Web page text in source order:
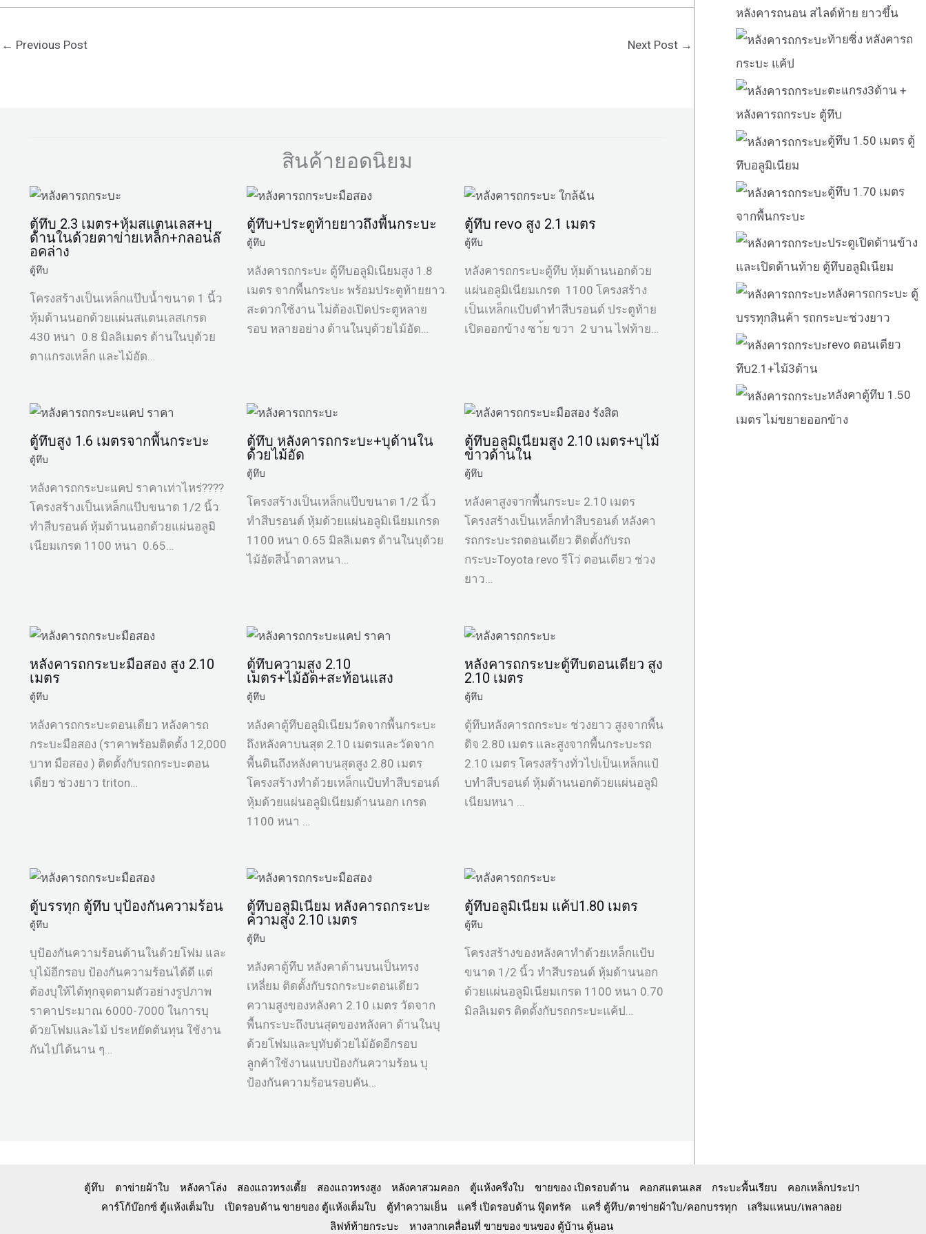
← Previous Post Next Post →
สินค้ายอดนิยม
ตู้ทึบ 2.3 เมตร+หุ้มสแตนเลส+บุ
ด้านในด้วยตาข่ายเหล็ก+กลอนล๊
อคล่าง
ตู้ทึบ
โครงสร้างเป็นเหล็กแป๊บน้ำขนาด 1 นิ้ว
หุ้มด้านนอกด้วยแผ่นสแตนเลสเกรด
430 หนา 0.8 มิลลิเมตร ด้านในบุด้วย
ตาแกรงเหล็ก และไม้อัด…
ตู้ทึบ+ประตูท้ายยาวถึงพื้นกระบะ
ตู้ทึบ
หลังคารถกระบะ ตู้ทึบอลูมิเนียมสูง 1.8
เมตร จากพื้นกระบะ พร้อมประตูท้ายยาว
สะดวกใช้งาน ไม่ต้องเปิดประตูหลาย
รอบ หลายอย่าง ด้านในบุด้วยไม้อัด…
ตู้ทึบ revo สูง 2.1 เมตร
ตู้ทึบ
หลังคารถกระบะตู้ทึบ หุ้มด้านนอกด้วย
แผ่นอลูมิเนียมเกรด 1100 โครงสร้าง
เป็นเหล็กแป้บดำทำสีบรอนด์ ประตูท้าย
เปิดออกข้าง ซา้ย ขวา 2 บาน ไฟท้าย…
ตู้ทึบสูง 1.6 เมตรจากพื้นกระบะ
ตู้ทึบ
หลังคารถกระบะแคป ราคาเท่าไหร่????
โครงสร้างเป็นเหล็กแป๊บขนาด 1/2 นิ้ว
ทำสีบรอนด์ หุ้มด้านนอกด้วยแผ่นอลูมิ
เนียมเกรด 1100 หนา 0.65…
ตู้ทึบ หลังคารถกระบะ+บุด้านใน
ด้วยไม้อัด
ตู้ทึบ
โครงสร้างเป็นเหล็กแป๊บขนาด 1/2 นิ้ว
ทำสีบรอนด์ หุ้มด้วยแผ่นอลูมิเนียมเกรด
1100 หนา 0.65 มิลลิเมตร ด้านในบุด้วย
ไม้อัดสีน้ำตาลหนา…
ตู้ทึบอลูมิเนียมสูง 2.10 เมตร+บุไม้
ขาวด้านใน
ตู้ทึบ
หลังคาสูงจากพื้นกระบะ 2.10 เมตร
โครงสร้างเป็นเหล็กทำสีบรอนด์ หลังคา
รถกระบะรถตอนเดียว ติดตั้งกับรถ
กระบะToyota revo รีโว่ ตอนเดียว ช่วง
ยาว…
หลังคารถกระบะมือสอง สูง 2.10
เมตร
ตู้ทึบ
หลังคารถกระบะตอนเดียว หลังคารถ
กระบะมือสอง (ราคาพร้อมติดตั้ง 12,000
บาท มือสอง ) ติดตั้งกับรถกระบะตอน
เดียว ช่วงยาว triton…
ตู้ทึบความสูง 2.10
เมตร+ไม้อัด+สะท้อนแสง
ตู้ทึบ
หลังคาตู้ทึบอลูมิเนียมวัดจากพื้นกระบะ
ถึงหลังคาบนสุด 2.10 เมตรและวัดจาก
พื้นดินถึงหลังคาบนสุดสูง 2.80 เมตร
โครงสร้างทำด้วยเหล็กแป้บทำสีบรอนด์
หุ้มด้วยแผ่นอลูมิเนียมด้านนอก เกรด
1100 หนา …
หลังคารถกระบะตู้ทึบตอนเดียว สูง
2.10 เมตร
ตู้ทึบ
ตู้ทึบหลังคารถกระบะ ช่วงยาว สูงจากพื้น
ดิจ 2.80 เมตร และสูงจากพื้นกระบะรถ
2.10 เมตร โครงสร้างทั่วไปเป็นเหล็กแป้
บทำสีบรอนด์ หุ้มด้านนอกด้วยแผ่นอลูมิ
เนียมหนา …
ตู้บรรทุก ตู้ทึบ บุป้องกันความร้อน
ตู้ทึบ
บุป้องกันความร้อนด้านในด้วยโฟม และ
บุไม้อีกรอบ ป้องกันความร้อนได้ดี แต่
ต้องบุให้ได้ทุกจุดตามตัวอย่างรูปภาพ
ราคาประมาณ 6000-7000 ในการบุ
ด้วยโฟมและไม้ ประหยัดต้นทุน ใช้งาน
กันไปได้นาน ๆ…
ตู้ทึบอลูมิเนียม หลังคารถกระบะ
ความสูง 2.10 เมตร
ตู้ทึบ
หลังคาตู้ทึบ หลังคาด้านบนเป็นทรง
เหลี่ยม ติดตั้งกับรถกระบะตอนเดียว
ความสูงของหลังคา 2.10 เมตร วัดจาก
พื้นกระบะถึงบนสุดของหลังคา ด้านในบุ
ด้วยโฟมและบุทับด้วยไม้อัดอีกรอบ
ลูกค้าใช้งานแบบป้องกันความร้อน บุ
ป้องกันความร้อนรอบคัน…
ตู้ทึบอลูมิเนียม แค้ป1.80 เมตร
ตู้ทึบ
โครงสร้างของหลังคาทำด้วยเหล็กแป้บ
ขนาด 1/2 นิ้ว ทำสีบรอนด์ หุ้มด้านนอก
ด้วยแผ่นอลูมิเนียมเกรด 1100 หนา 0.70
มิลลิเมตร ติดตั้งกับรถกระบะแค้ป…
หลังคารถนอน สไลด์ท้าย ยาวขึ้น
ท้ายซิ่ง หลังคารถ
กระบะ แค้ป
ตะแกรง3ด้าน +
หลังคารถกระบะ ตู้ทึบ
ตู้ทึบ 1.50 เมตร ตู้
ทึบอลูมิเนียม
ตู้ทึบ 1.70 เมตร
จากพื้นกระบะ
ประตูเปิดด้านข้าง
และเปิดด้านท้าย ตู้ทึบอลูมิเนียม
หลังคารถกระบะ ตู้
บรรทุกสินค้า รถกระบะช่วงยาว
revo ตอนเดียว
ทึบ2.1+ไม้3ด้าน
หลังคาตู้ทึบ 1.50
เมตร ไม่ขยายออกข้าง
ตู้ทึบ ตาข่ายผ้าใบ หลังคาโล่ง สองแถวทรงเตี้ย สองแถวทรงสูง หลังคาสวมคอก ตู้แห้งครึ่งใบ ขายของ เปิดรอบด้าน คอกสแตนเลส กระบะพื้นเรียบ
คอกเหล็กประปา
คาร์โก้บ๊อกซ์ ตู้แห้งเต็มใบ
เปิดรอบด้าน ขายของ ตู้แห้งเต็มใบ ตู้ทำความเย็น แครี่ เปิดรอบด้าน ฟู๊ดทรัค แครี่ ตู้ทึบ/ตาข่ายผ้าใบ/คอกบรรทุก
เสริมแหนบ/เพลาลอย
ลิฟท์ท้ายกระบะ
หางลากเคลื่อนที่ ขายของ ขนของ ตู้บ้าน ตู้นอน